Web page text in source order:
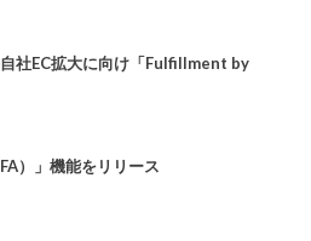
社EC拡大に向け「Fulfillment by
）」機能をリリース